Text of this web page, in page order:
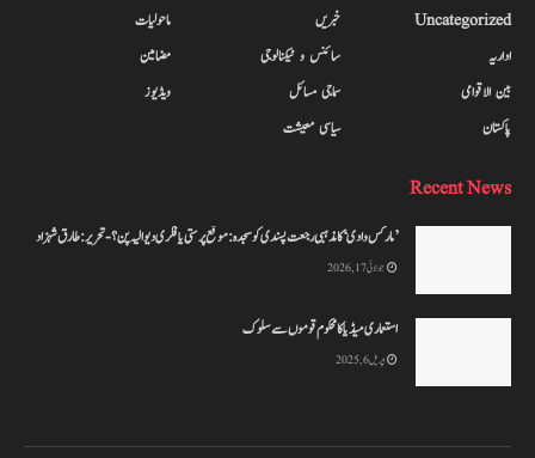
Uncategorized
اداریہ
بین الاقوامی
پاکستان
خبریں
سائنس و ٹیکنالوجی
سماجی مسائل
سیاسی معیشت
ماحولیات
مضامین
ویڈیوز
Recent News
’مارکس وادی‘ کا مذہبی رجعت پسندی کو سجدہ: موقع پر ستی یا فکری دیوالیہ پن؟-تحریر: طارق شہزاد
جولائی 17, 2026
استعماری میڈیا کا محکوم قوموں سے سلوک
اپریل 6, 2025